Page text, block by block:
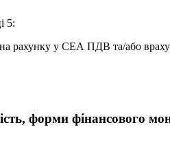
5:
рахунку у СЕА ПДВ та/або
форми фінансового